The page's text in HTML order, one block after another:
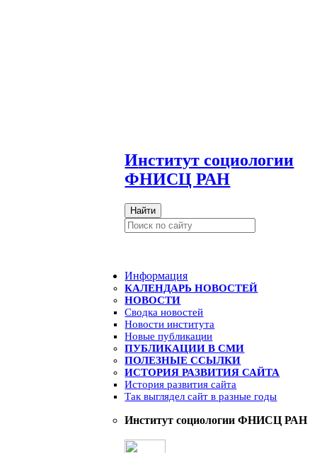
Институт социологии
ФНИСЦ РАН
Найти
Информация
КАЛЕНДАРЬ НОВОСТЕЙ
НОВОСТИ
Сводка новостей
Новости института
Новые публикации
ПУБЛИКАЦИИ В СМИ
ПОЛЕЗНЫЕ ССЫЛКИ
ИСТОРИЯ РАЗВИТИЯ САЙТА
История развития сайта
Так выглядел сайт в разные годы
Институт социологии ФНИСЦ РАН